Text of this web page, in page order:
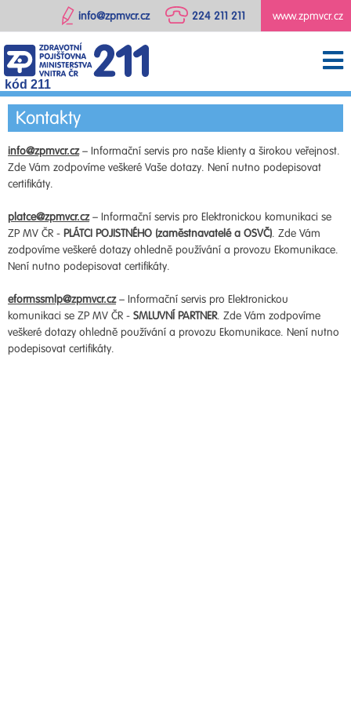
www.zpmvcr.cz
224 211 211
info@zpmvcr.cz
kód 211
Kontakty
info@zpmvcr.cz– Informační servis pro naše klienty a širokou veřejnost.
Zde Vám zodpovíme veškeré Vaše dotazy. Není nutno podepisovat
certifikáty.
platce@zpmvcr.cz– Informační servis pro Elektronickou komunikaci se
ZP MV ČR - PLÁTCI POJISTNÉHO (zaměstnavatelé a OSVČ). Zde Vám
zodpovíme veškeré dotazy ohledně používání a provozu Ekomunikace.
Není nutno podepisovat certifikáty.
eformssmlp@zpmvcr.cz– Informační servis pro Elektronickou
komunikaci se ZP MV ČR - SMLUVNÍ PARTNER. Zde Vám zodpovíme
veškeré dotazy ohledně používání a provozu Ekomunikace. Není nutno
podepisovat certifikáty.